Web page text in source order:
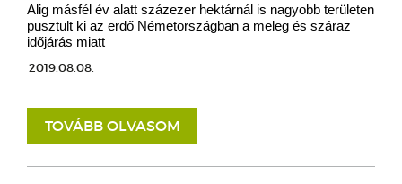
Alig másfél év alatt százezer hektárnál is nagyobb területen
pusztult ki az erdő Németországban a meleg és száraz
időjárás miatt
2019.08.08.
TOVÁBB OLVASOM